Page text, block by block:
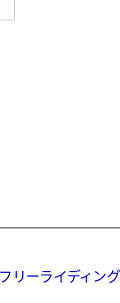
リーライディン